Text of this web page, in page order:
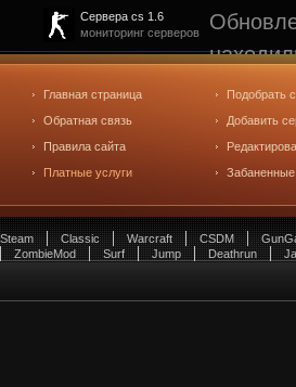
Сервера cs 1.6
мониторинг серверов
Главная страница
Обратная связь
Правила сайта
Платные услуги
Подобрать
Добавить
Steam Classic Warcraft CSDM
ZombieMod
Surf Jump Deathrun